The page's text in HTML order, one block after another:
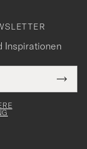
Inspirationen